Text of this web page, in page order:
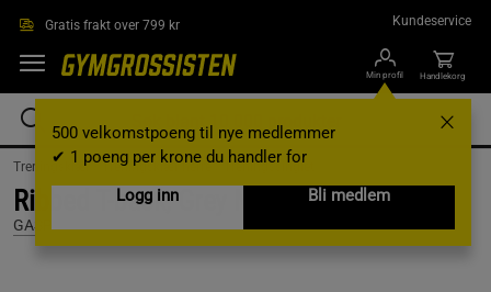
Gratis frakt over 799 kr Kundeservice
Min profil
500 velkomstpoeng til nye medlemmer
✔ 1 poeng per krone du handler for
Logg inn
Bli medlem
Handlekorg
Treningsklær / Treningsklær herre / Treningssinglet
Ribbed T-back, Grey Melange, S
GASP